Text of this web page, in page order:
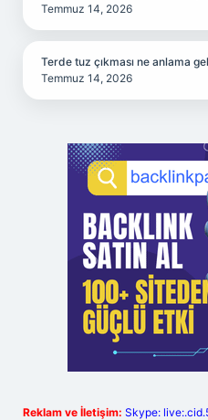
Temmuz 14, 2026
Terde tuz çıkması ne anlama
Temmuz 14, 2026
Reklam ve İletişim: Skype: